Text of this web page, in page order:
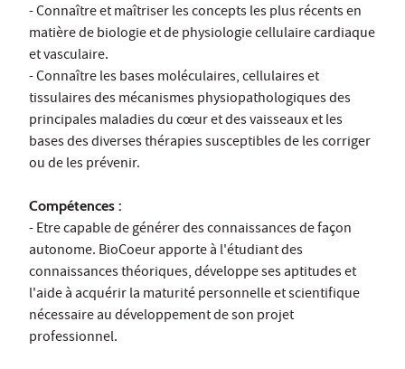
- Connaître et maîtriser les concepts les plus récents en
matière de biologie et de physiologie cellulaire cardiaque
et vasculaire.
- Connaître les bases moléculaires, cellulaires et
tissulaires des mécanismes physiopathologiques des
principales maladies du cœur et des vaisseaux et les
bases des diverses thérapies susceptibles de les corriger
ou de les prévenir.
Compétences :
- Etre capable de générer des connaissances de façon
autonome. BioCoeur apporte à l'étudiant des
connaissances théoriques, développe ses aptitudes et
l'aide à acquérir la maturité personnelle et scientifique
nécessaire au développement de son projet
professionnel.